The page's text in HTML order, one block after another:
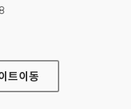
트이동